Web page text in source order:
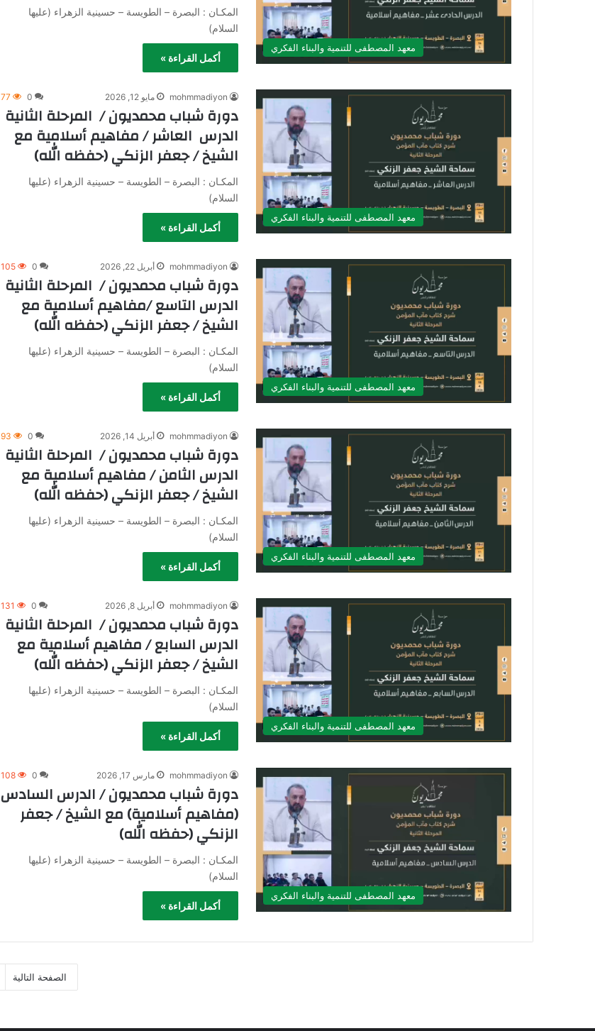
معهد المصطفى للتنمية والبناء الفكري
المكـان : البصرة – الطويسة – حسينية الزهراء (عليها
السلام)
أكمل القراءة »
معهد المصطفى للتنمية والبناء الفكري
mohmmadiyon مايو 12, 2026 0
77
دورة شباب محمديون / المرحلة الثانية
الدرس العاشر / مفاهيم أسلامية مع
الشيخ / جعفر الزنكي (حفظه الله)
المكـان : البصرة – الطويسة – حسينية الزهراء (عليها
السلام)
أكمل القراءة »
معهد المصطفى للتنمية والبناء الفكري
mohmmadiyon أبريل 22, 2026 0
105
دورة شباب محمديون / المرحلة الثانية
الدرس التاسع /مفاهيم أسلامية مع
الشيخ / جعفر الزنكي (حفظه الله)
المكـان : البصرة – الطويسة – حسينية الزهراء (عليها
السلام)
أكمل القراءة »
معهد المصطفى للتنمية والبناء الفكري
mohmmadiyon أبريل 14, 2026 0
93
دورة شباب محمديون / المرحلة الثانية
الدرس الثامن / مفاهيم أسلامية مع
الشيخ / جعفر الزنكي (حفظه الله)
المكـان : البصرة – الطويسة – حسينية الزهراء (عليها
السلام)
أكمل القراءة »
معهد المصطفى للتنمية والبناء الفكري
mohmmadiyon أبريل 8, 2026 0
131
دورة شباب محمديون / المرحلة الثانية
الدرس السابع / مفاهيم أسلامية مع
الشيخ / جعفر الزنكي (حفظه الله)
المكـان : البصرة – الطويسة – حسينية الزهراء (عليها
السلام)
أكمل القراءة »
معهد المصطفى للتنمية والبناء الفكري
mohmmadiyon مارس 17, 2026 0
108
دورة شباب محمديون / الدرس السادس
(مفاهيم أسلامية) مع الشيخ / جعفر
الزنكي (حفظه الله)
المكـان : البصرة – الطويسة – حسينية الزهراء (عليها
السلام)
أكمل القراءة »
الصفحة التالية